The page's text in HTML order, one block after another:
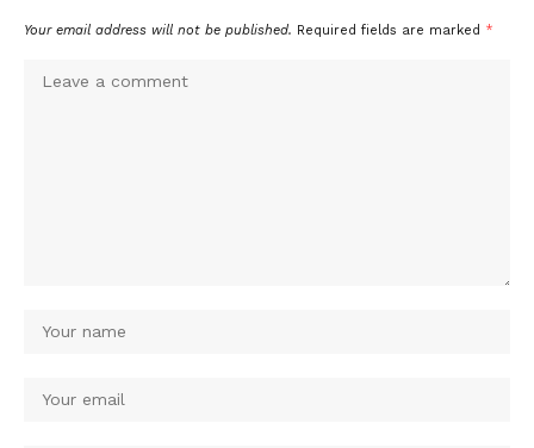
Your email address will not be published. Required fields are marked *